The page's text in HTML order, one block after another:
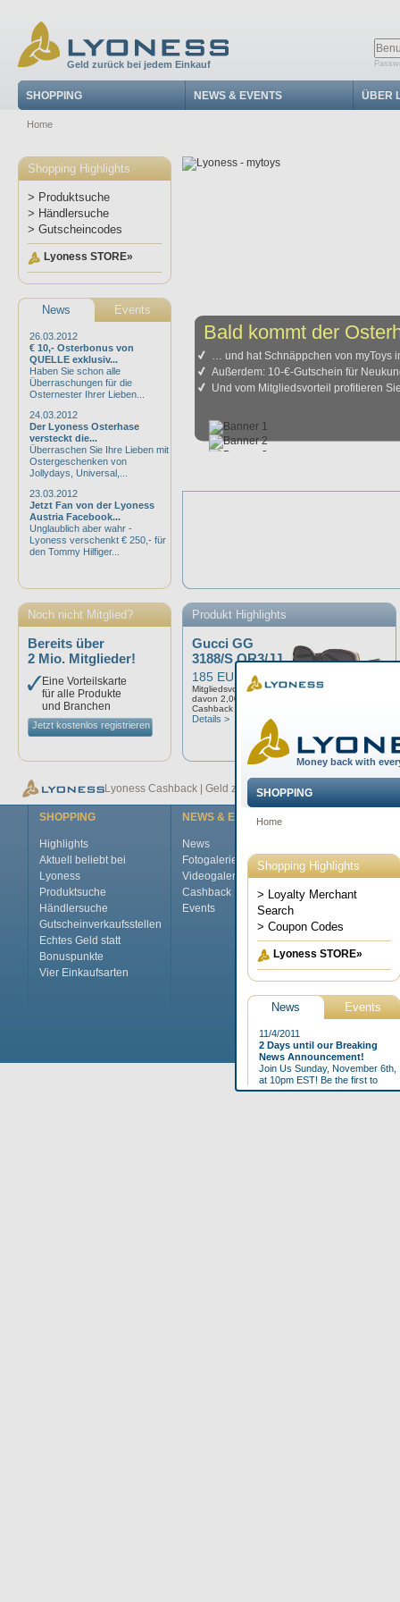
Geld zurück bei jedem Einkauf
SHOPPING NEWS & EVENTS ÜBER
Home
Shopping Highlights
> Produktsuche
> Händlersuche
> Gutscheincodes
Lyoness STORE»
News Events
26.03.2012
€ 10,- Osterbonus von
QUELLE exklusiv...
Haben Sie schon alle
Überraschungen für die
Osternester Ihrer Lieben...
24.03.2012
Der Lyoness Osterhase
versteckt die...
Überraschen Sie Ihre Lieben mit
Ostergeschenken von
Jollydays, Universal,...
23.03.2012
Jetzt Fan von der Lyoness
Austria Facebook...
Unglaublich aber wahr -
Lyoness verschenkt € 250,- für
den Tommy Hilfiger...
Noch nicht Mitglied?
Bereits über
2 Mio. Mitglieder!
Eine Vorteilskarte
für alle Produkte
und Branchen
Jetzt kostenlos registrieren
Bald kommt der
… und hat Schnäppchen von myToys
Außerdem: 10-€-Gutschein für
Und vom Mitgliedsvorteil profitieren
Produkt Highlights
Gucci GG
3188/S OR3/JJ
185 EUR
Mitgliedsvorteil: 6,00%
davon 2,00%
Cashback
Details >
Lyoness Cashback | Geld zurück bei jedem Einkauf -
SHOPPING
Highlights
Aktuell beliebt bei
Lyoness
Produktsuche
Händlersuche
Gutscheinverkaufsstellen
Echtes Geld statt
Bonuspunkte
Vier Einkaufsarten
NEWS & EVENTS
News
Fotogalerie
Videogalerie
Cashback Magazine
Events
International
Top Jobs
Das
Kontakt
FAQs
Glossar
Home Impressum